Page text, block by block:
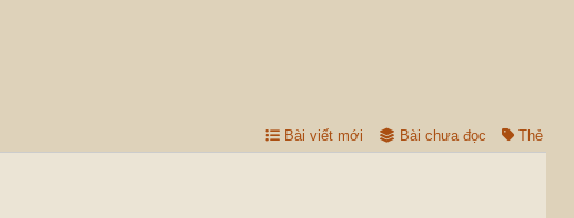
Bài viết mới Bài chưa đọc Thẻ